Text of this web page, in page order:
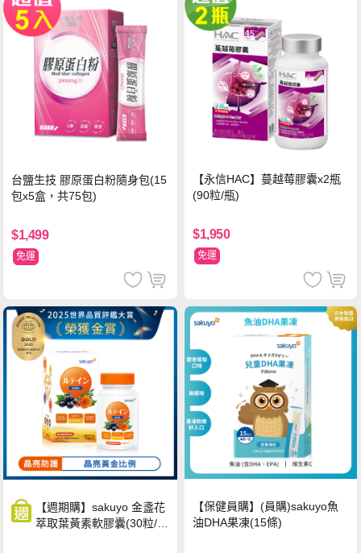
台鹽生技 膠原蛋白粉隨身包(15
包x5盒，共75包)
$1,499
免運
【永信HAC】蔓越莓膠囊x2瓶
(90粒/瓶)
$1,950
免運
【週期購】sakuyo 金盞花
萃取葉黃素軟膠囊(30粒/
【保健員購】(員購)sakuyo魚
油DHA果凍(15條)